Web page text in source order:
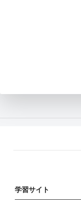
学習サイト